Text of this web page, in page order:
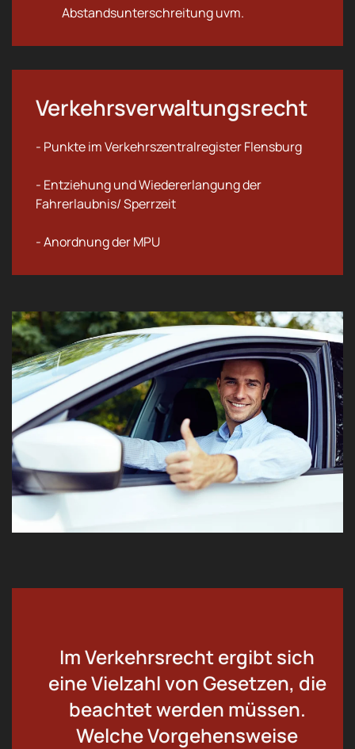
Abstandsunterschreitung uvm.
Verkehrsverwaltungsrecht
- Punkte im Verkehrszentralregister Flensburg
- Entziehung und Wiedererlangung der
Fahrerlaubnis/ Sperrzeit
- Anordnung der MPU
Im Verkehrsrecht ergibt sich
eine Vielzahl von Gesetzen, die
beachtet werden müssen.
Welche Vorgehensweise